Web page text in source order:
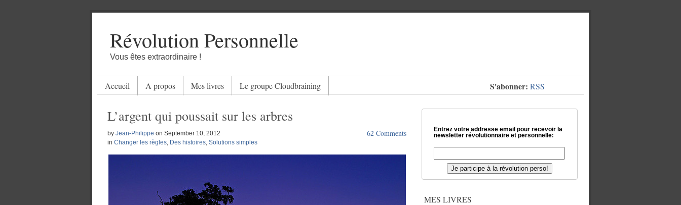
Révolution Personnelle
Vous êtes extraordinaire !
Accueil A propos Mes livres Le groupe Cloudbraining S'abonner: RSS
L’argent qui poussait sur les arbres
by Jean-Philippe on September 10, 2012
in Changer les règles, Des histoires, Solutions simples
62 Comments
Entrez votre addresse email pour recevoir la
newsletter révolutionnaire et personnelle:
MES LIVRES